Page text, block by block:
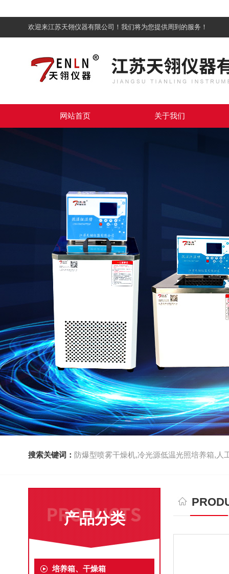
欢迎来江苏天翎仪器有限公司！我们将为您提供周到的服务！
网站首页 关于我们
搜索关键词： 防爆型喷雾干燥机,冷光源低温光照培养箱,人
产品分类
培养箱、干燥箱